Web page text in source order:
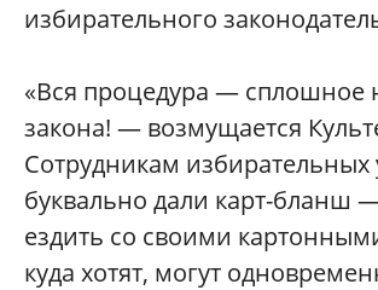
избирательного
«Вся процедура — сплошное
закона! — возмущается
Сотрудникам избирательных
буквально дали карт-бланш
ездить со своими
куда хотят, могут